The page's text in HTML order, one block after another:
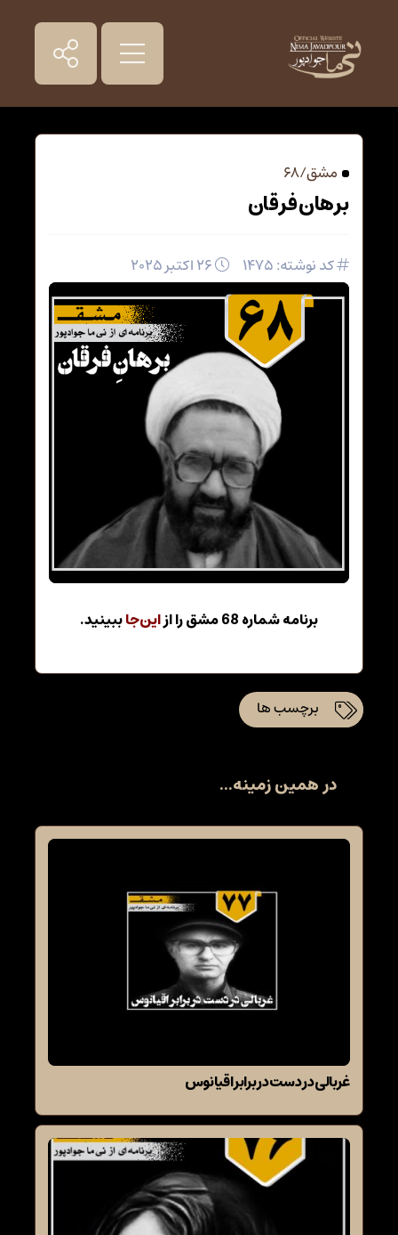
مشق / 68
برهان فرقان
کد نوشته: 1475
برنامه شماره 68 مشق را از این‌جاببینید.
برچسب ها
در همین زمینه...
غربالی در دست در برابر اقیانوس